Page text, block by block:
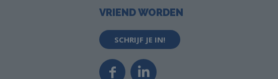
VRIEND WORDEN
SCHRIJF JE IN!